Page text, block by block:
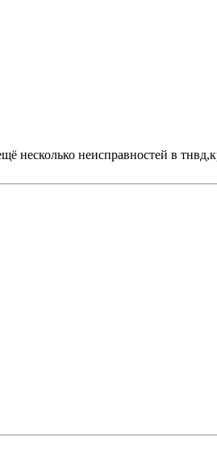
несколько неисправностей в